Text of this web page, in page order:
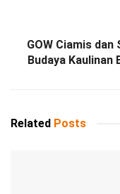
GOW Ciamis
Budaya Kaulinan
Related Posts